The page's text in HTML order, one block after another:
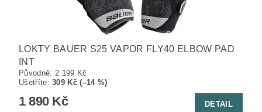
LOKTY BAUER S25 VAPOR FLY40 ELBOW PAD
INT
Původně: 2 199 Kč
Ušetříte:309 Kč (–14 %)
1 890 Kč DETAIL